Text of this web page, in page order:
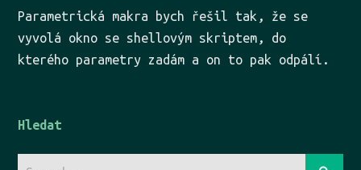
Parametrická makra bych řešil tak, že se
vyvolá okno se shellovým skriptem, do
kterého parametry zadám a on to pak odpálí.
Hledat